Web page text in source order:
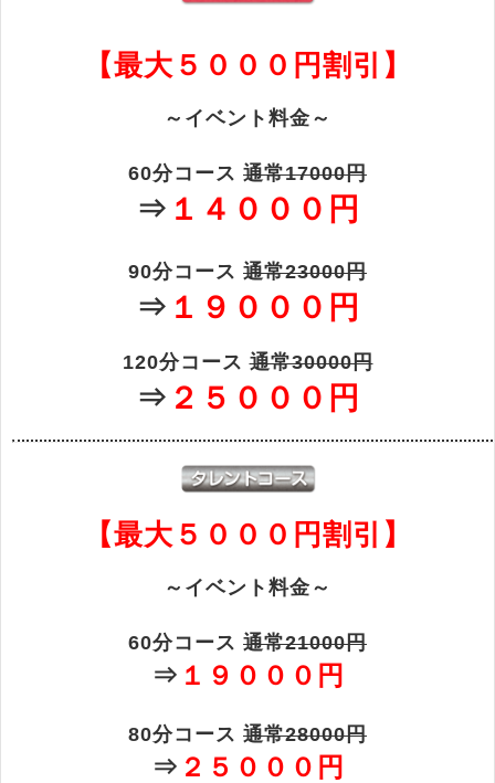
【最大５０００円割引】
～イベント料金～
60分コース 通常17000円
⇒ １４０００円
90分コース 通常23000円
⇒ １９０００円
120分コース通常30000円
⇒ ２５０００円
【最大５０００円割引】
～イベント料金～
60分コース 通常21000円
⇒ １９０００円
80分コース 通常28000円
⇒ ２５０００円